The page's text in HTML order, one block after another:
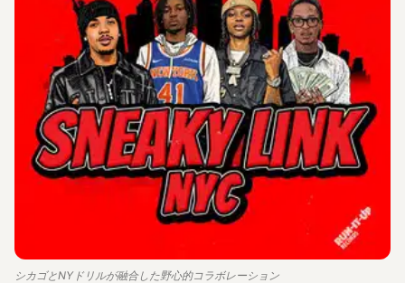
シカゴとNYドリルが融合した野心的コラボレーション